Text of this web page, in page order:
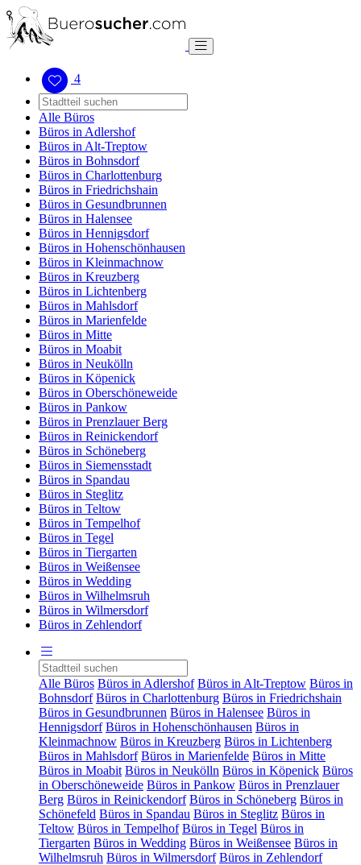
4
Alle Büros
Büros in Adlershof
Büros in Alt-Treptow
Büros in Bohnsdorf
Büros in Charlottenburg
Büros in Friedrichshain
Büros in Gesundbrunnen
Büros in Halensee
Büros in Hennigsdorf
Büros in Hohenschönhausen
Büros in Kleinmachnow
Büros in Kreuzberg
Büros in Lichtenberg
Büros in Mahlsdorf
Büros in Marienfelde
Büros in Mitte
Büros in Moabit
Büros in Neukölln
Büros in Köpenick
Büros in Oberschöneweide
Büros in Pankow
Büros in Prenzlauer Berg
Büros in Reinickendorf
Büros in Schöneberg
Büros in Siemensstadt
Büros in Spandau
Büros in Steglitz
Büros in Teltow
Büros in Tempelhof
Büros in Tegel
Büros in Tiergarten
Büros in Weißensee
Büros in Wedding
Büros in Wilhelmsruh
Büros in Wilmersdorf
Büros in Zehlendorf
Alle Büros Büros in Adlershof Büros in Alt-Treptow Büros in
Bohnsdorf Büros in Charlottenburg Büros in Friedrichshain
Büros in Gesundbrunnen Büros in Halensee Büros in
Hennigsdorf Büros in Hohenschönhausen Büros in
Kleinmachnow Büros in Kreuzberg Büros in Lichtenberg
Büros in Mahlsdorf Büros in Marienfelde Büros in Mitte
Büros in Moabit Büros in Neukölln Büros in Köpenick Büros
in Oberschöneweide Büros in Pankow Büros in Prenzlauer
Berg Büros in Reinickendorf Büros in Schöneberg Büros in
Schönefeld Büros in Spandau Büros in Steglitz Büros in
Teltow Büros in Tempelhof Büros in Tegel Büros in
Tiergarten Büros in Wedding Büros in Weißensee Büros in
Wilhelmsruh Büros in Wilmersdorf Büros in Zehlendorf